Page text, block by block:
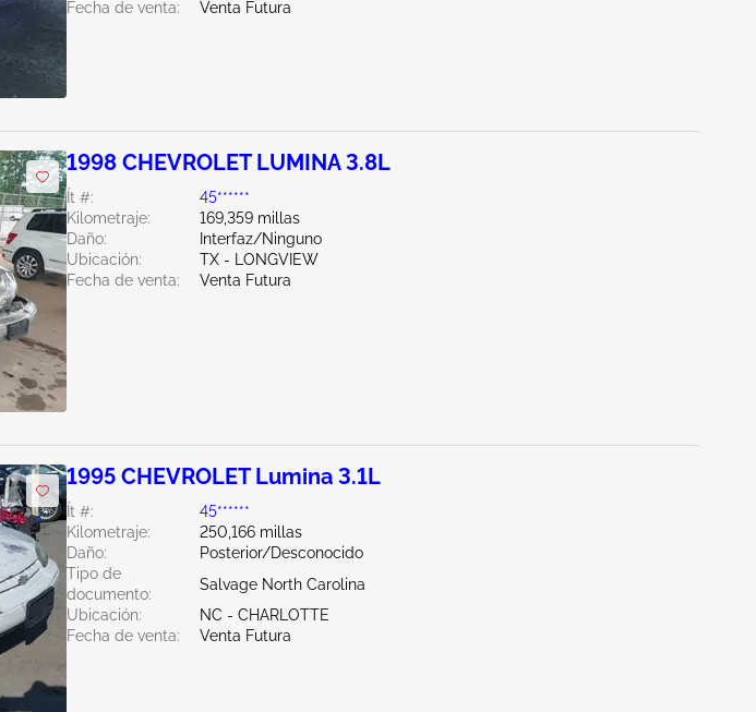
Fecha de venta:
Venta Futura
1998 CHEVROLET LUMINA 3.8L
Ít #:
45******
Kilometraje:
169,359 millas
Daño:
Interfaz/Ninguno
Ubicación:
TX - LONGVIEW
Fecha de venta:
Venta Futura
1995 CHEVROLET Lumina 3.1L
Ít #:
45******
Kilometraje:
250,166 millas
Daño:
Posterior/Desconocido
Tipo de
documento:
Salvage North Carolina
Ubicación:
NC - CHARLOTTE
Fecha de venta:
Venta Futura